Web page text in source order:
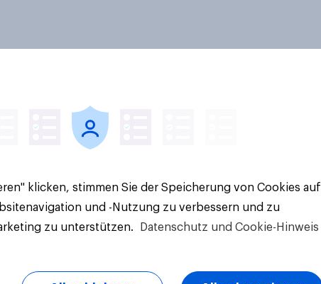
klicken, stimmen Sie der Speicherung von Cookies auf
und -Nutzung zu verbessern und zu
zu unterstützen.
Datenschutz und Cookie-Hinweis